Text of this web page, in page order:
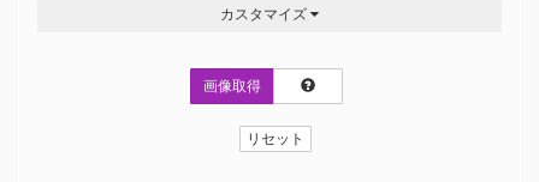
カスタマイズ
画像取得
リセット